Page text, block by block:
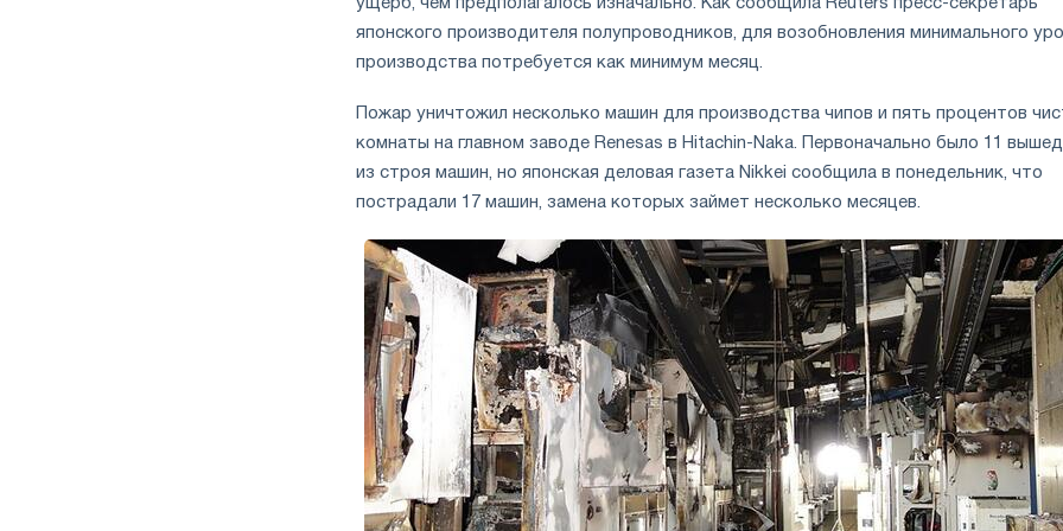
ущерб, чем предполагалось изначально. Как сообщила Reuters пресс-секретарь
японского производителя полупроводников, для возобновления минимального
производства потребуется как минимум месяц.
Пожар уничтожил несколько машин для производства чипов и пять процентов
комнаты на главном заводе Renesas в Hitachin-Naka. Первоначально было 11
из строя машин, но японская деловая газета Nikkei сообщила в понедельник, что
пострадали 17 машин, замена которых займет несколько месяцев.